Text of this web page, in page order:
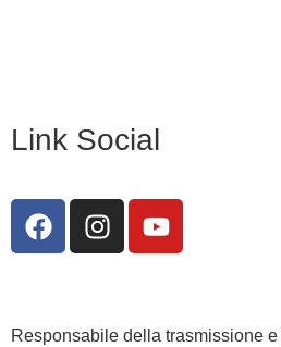
Link Social
Responsabile della trasmissione